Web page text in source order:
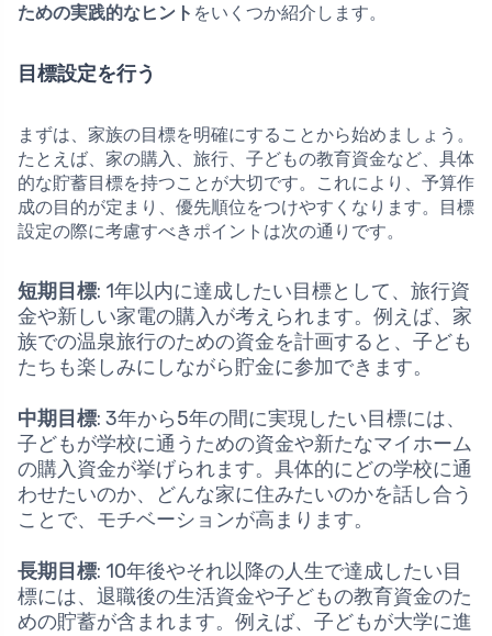
ための実践的なヒント をいくつか紹介します。
目標設定を行う
まずは、家族の目標を明確にすることから始めましょう。
たとえば、家の購入、旅行、子どもの教育資金など、具体
的な貯蓄目標を持つことが大切です。これにより、予算作
成の目的が定まり、優先順位をつけやすくなります。目標
設定の際に考慮すべきポイントは次の通りです。
短期目標: 1年以内に達成したい目標として、旅行資
金や新しい家電の購入が考えられます。例えば、家
族での温泉旅行のための資金を計画すると、子ども
たちも楽しみにしながら貯金に参加できます。
中期目標: 3年から5年の間に実現したい目標には、
子どもが学校に通うための資金や新たなマイホーム
の購入資金が挙げられます。具体的にどの学校に通
わせたいのか、どんな家に住みたいのかを話し合う
ことで、モチベーションが高まります。
長期目標: 10年後やそれ以降の人生で達成したい目
標には、退職後の生活資金や子どもの教育資金のた
めの貯蓄が含まれます。例えば、子どもが大学に進